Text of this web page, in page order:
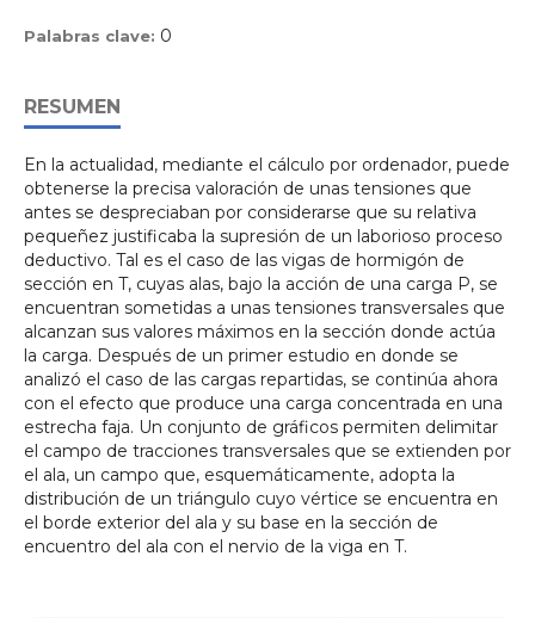
Palabras clave: 0
RESUMEN
En la actualidad, mediante el cálculo por ordenador, puede
obtenerse la precisa valoración de unas tensiones que
antes se despreciaban por considerarse que su relativa
pequeñez justificaba la supresión de un laborioso proceso
deductivo. Tal es el caso de las vigas de hormigón de
sección en T, cuyas alas, bajo la acción de una carga P, se
encuentran sometidas a unas tensiones transversales que
alcanzan sus valores máximos en la sección donde actúa
la carga. Después de un primer estudio en donde se
analizó el caso de las cargas repartidas, se continúa ahora
con el efecto que produce una carga concentrada en una
estrecha faja. Un conjunto de gráficos permiten delimitar
el campo de tracciones transversales que se extienden por
el ala, un campo que, esquemáticamente, adopta la
distribución de un triángulo cuyo vértice se encuentra en
el borde exterior del ala y su base en la sección de
encuentro del ala con el nervio de la viga en T.